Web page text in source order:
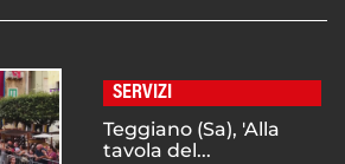
SERVIZI
Teggiano (Sa), 'Alla
tavola del...